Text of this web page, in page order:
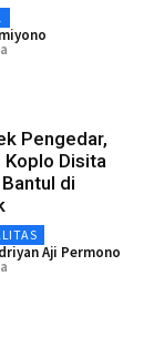
Pengedar,
Koplo Disita
di
Aji Permono